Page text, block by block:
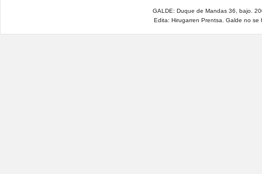
GALDE: Duque de Mandas 36, bajo.
Edita: Hirugarren Prentsa. Galde no